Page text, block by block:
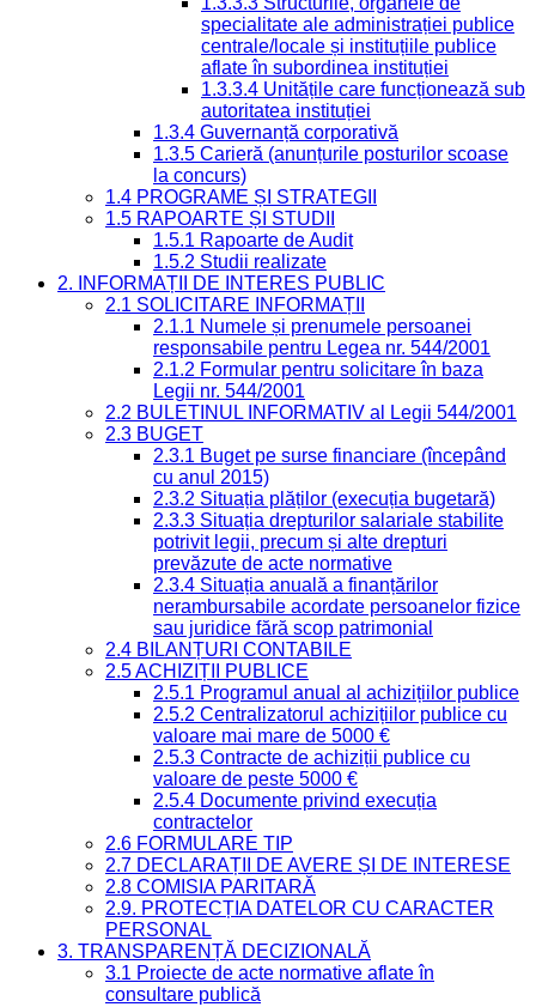
specialitate ale administrației publice
centrale/locale și instituțiile publice
aflate în subordinea instituției
1.3.3.4 Unitățile care funcționează sub
autoritatea instituției
1.3.4 Guvernanță corporativă
1.3.5 Carieră (anunțurile posturilor scoase
la concurs)
1.4 PROGRAME ȘI STRATEGII
1.5 RAPOARTE ȘI STUDII
1.5.1 Rapoarte de Audit
1.5.2 Studii realizate
2. INFORMAȚII DE INTERES PUBLIC
2.1 SOLICITARE INFORMAȚII
2.1.1 Numele și prenumele persoanei
responsabile pentru Legea nr. 544/2001
2.1.2 Formular pentru solicitare în baza
Legii nr. 544/2001
2.2 BULETINUL INFORMATIV al Legii 544/2001
2.3 BUGET
2.3.1 Buget pe surse financiare (începând
cu anul 2015)
2.3.2 Situația plăților (execuția bugetară)
2.3.3 Situația drepturilor salariale stabilite
potrivit legii, precum și alte drepturi
prevăzute de acte normative
2.3.4 Situația anuală a finanțărilor
nerambursabile acordate persoanelor fizice
sau juridice fără scop patrimonial
2.4 BILANȚURI CONTABILE
2.5 ACHIZIȚII PUBLICE
2.5.1 Programul anual al achizițiilor publice
2.5.2 Centralizatorul achizițiilor publice cu
valoare mai mare de 5000 €
2.5.3 Contracte de achiziții publice cu
valoare de peste 5000 €
2.5.4 Documente privind execuția
contractelor
2.6 FORMULARE TIP
2.7 DECLARAȚII DE AVERE ȘI DE INTERESE
2.8 COMISIA PARITARĂ
2.9. PROTECȚIA DATELOR CU CARACTER
PERSONAL
3. TRANSPARENȚĂ DECIZIONALĂ
3.1 Proiecte de acte normative aflate în
consultare publică